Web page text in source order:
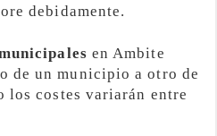
debidamente.
en Ambite
de un municipio a otro de
los costes variarán entre